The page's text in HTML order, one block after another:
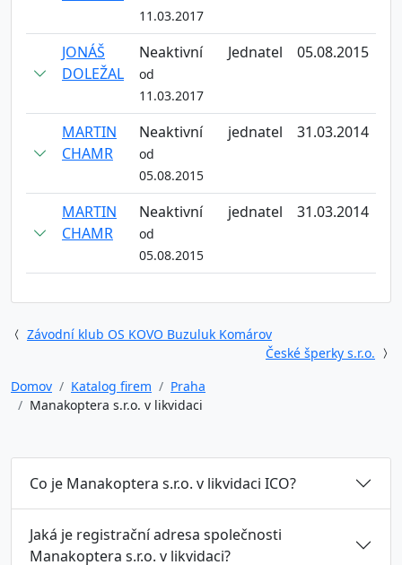
11.03.2017
JONÁŠ
DOLEŽAL
Neaktivní
od
11.03.2017
Jednatel 05.08.2015
MARTIN
CHAMR
Neaktivní
od
05.08.2015
jednatel 31.03.2014
MARTIN
CHAMR
Neaktivní
od
05.08.2015
jednatel 31.03.2014
Závodní klub OS KOVO Buzuluk Komárov
České šperky s.r.o.
Domov
Katalog firem
Praha
Manakoptera s.r.o. v likvidaci
Co je Manakoptera s.r.o. v likvidaci ICO?
Jaká je registrační adresa společnosti
Manakoptera s.r.o. v likvidaci?